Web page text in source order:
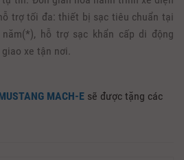
trợ tối đa: thiết bị sạc tiêu chuẩn tại
hỗ trợ sạc khẩn cấp di động
xe tận nơi.
MACH-E sẽ được tặng các